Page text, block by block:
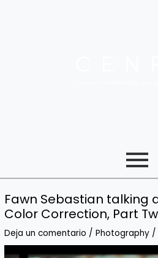
Fawn Sebastian talking
Color Correction, Part
Deja un comentario /Photography /